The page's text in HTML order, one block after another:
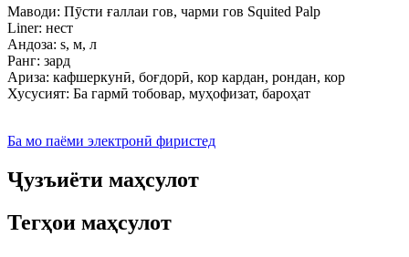
Маводи: Пӯсти ғаллаи гов, чарми гов Squited Palp
Liner: нест
Андоза: s, м, л
Ранг: зард
Ариза: кафшеркунӣ, боғдорӣ, кор кардан, рондан, кор
Хусусият: Ба гармӣ тобовар, муҳофизат, бароҳат
Ба мо паёми электронӣ фиристед
Ҷузъиёти маҳсулот
Тегҳои маҳсулот